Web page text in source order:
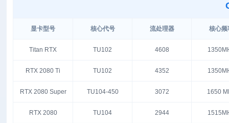
显卡型号 核心代号 流处理器 核心频
Titan RTX TU102 4608
RTX 2080 Ti TU102 4352
RTX 2080 Super TU104-450 3072 1650
RTX 2080 TU104 2944